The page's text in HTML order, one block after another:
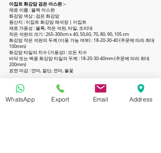
이집트 화강암 검은 아스완 :-
재료 이름 : 블랙 아스완
화강암 색상 : 검은 화강암
원산지 : 이집트 화강암 채석장 | 이집트
재료 가용성 : 블록, 작은 석판, 타일, 조리대
작은 석판의 크기 : 265-300cm x 40, 50,60, 70, 80, 90, 105 cm
화강암 작은 석판의 두께 (이용 가능 여부) : 18-20-30-40(주문에 따라 최대
100mm)
화강암 타일의 치수 (가용성) : 모든 치수
바닥 또는 벽용 화강암 타일의 두께 : 18-20-30-40mm (주문에 따라 최대
200mm)
표면 마감 : 연마, 절단, 연마, 불꽃
표준 규격 및 기술 데이터:
내압강도: (ASTM C 170): 29 600 psi
휨 강도: (ASTM C 880): 4 700 psi
마멸 저항: (ASTM C 241/ C 1353): 51.9 Ha
WhatsApp Export Email Address